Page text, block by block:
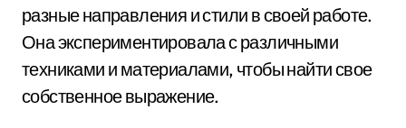
разные направления и стили в своей работе.
Она экспериментировала с различными
техниками и материалами, чтобы найти свое
собственное выражение.